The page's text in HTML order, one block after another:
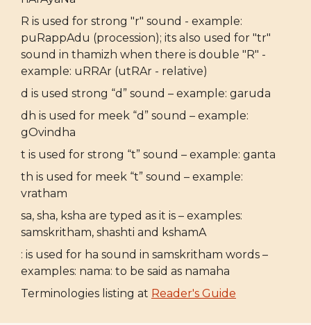
R is used for strong "r" sound - example:
puRappAdu (procession); its also used for "tr"
sound in thamizh when there is double "R" -
example: uRRAr (utRAr - relative)
d is used strong “d” sound – example: garuda
dh is used for meek “d” sound – example:
gOvindha
t is used for strong “t” sound – example: ganta
th is used for meek “t” sound – example:
vratham
sa, sha, ksha are typed as it is – examples:
samskritham, shashti and kshamA
: is used for ha sound in samskritham words –
examples: nama: to be said as namaha
Terminologies listing at Reader's Guide